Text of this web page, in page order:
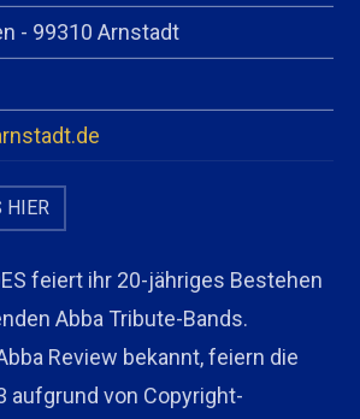
- 99310 Arnstadt
HIER
feiert ihr 20-jähriges Bestehen
Abba Tribute-Bands.
Review bekannt, feiern die
aufgrund von Copyright-